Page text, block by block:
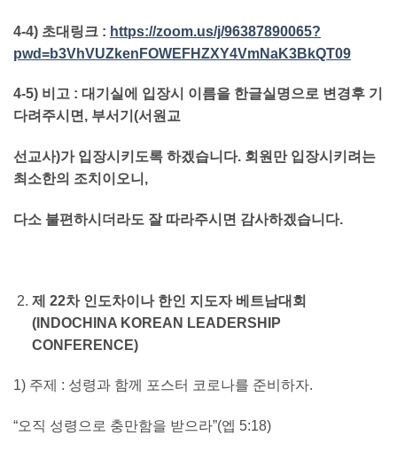
4-4) 초대링크 : https://zoom.us/j/96387890065?
pwd=b3VhVUZkenFOWEFHZXY4VmNaK3BkQT09
4-5) 비고 : 대기실에 입장시 이름을 한글실명으로 변경후 기
다려주시면 , 부서기 (서원교
선교사)가 입장시키도록 하겠습니다. 회원만 입장시키려는
최소한의 조치이오니 ,
다소 불편하시더라도 잘 따라주시면 감사하겠습니다.
제 22차 인도차이나 한인 지도자 베트남대회
(INDOCHINA KOREAN LEADERSHIP
CONFERENCE)
1) 주제 : 성령과 함께 포스터 코로나를 준비하자.
“오직 성령으로 충만함을 받으라”(엡 5:18)